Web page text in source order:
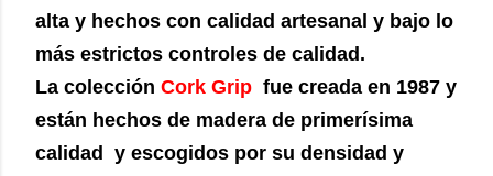
alta y hechos con calidad artesanal y bajo lo
más estrictos controles de calidad.
La colección Cork Grip fue creada en 1987 y
están hechos de madera de primerísima
calidad y escogidos por su densidad y